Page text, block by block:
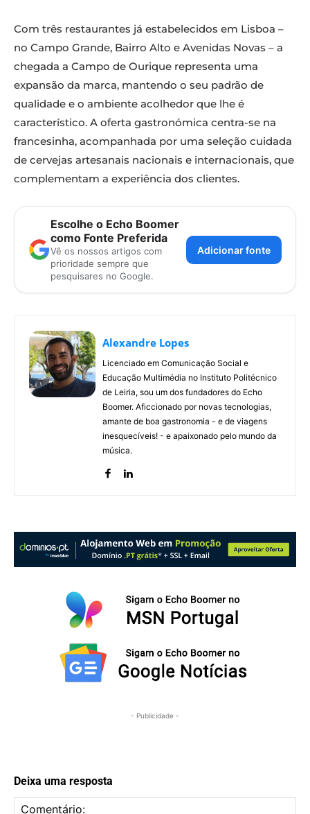
Com três restaurantes já estabelecidos em Lisboa –
no Campo Grande, Bairro Alto e Avenidas Novas – a
chegada a Campo de Ourique representa uma
expansão da marca, mantendo o seu padrão de
qualidade e o ambiente acolhedor que lhe é
característico. A oferta gastronómica centra-se na
francesinha, acompanhada por uma seleção cuidada
de cervejas artesanais nacionais e internacionais, que
complementam a experiência dos clientes.
Escolhe o Echo Boomer
como Fonte Preferida
Vê os nossos artigos com
prioridade sempre que
pesquisares no Google.
Adicionar fonte
Alexandre Lopes
Licenciado em Comunicação Social e
Educação Multimédia no Instituto Politécnico
de Leiria, sou um dos fundadores do Echo
Boomer. Aficcionado por novas tecnologias,
amante de boa gastronomia - e de viagens
inesquecíveis! - e apaixonado pelo mundo da
música.
- Publicidade -
Deixa uma resposta